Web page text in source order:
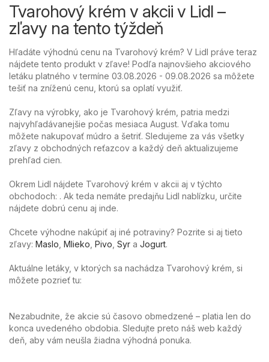
Tvarohový krém v akcii v Lidl –
zľavy na tento týždeň
Hľadáte výhodnú cenu na Tvarohový krém? V Lidl práve teraz
nájdete tento produkt v zľave! Podľa najnovšieho akciového
letáku platného v termíne 03.08.2026 - 09.08.2026 sa môžete
tešiť na zníženú cenu, ktorú sa oplatí využiť.
Zľavy na výrobky, ako je Tvarohový krém, patria medzi
najvyhľadávanejšie počas mesiaca August. Vďaka tomu
môžete nakupovať múdro a šetriť. Sledujeme za vás všetky
zľavy z obchodných reťazcov a každý deň aktualizujeme
prehľad cien.
Okrem Lidl nájdete Tvarohový krém v akcii aj v týchto
obchodoch: . Ak teda nemáte predajňu Lidl nablízku, určite
nájdete dobrú cenu aj inde.
Chcete výhodne nakúpiť aj iné potraviny? Pozrite si aj tieto
zľavy: Maslo Mlieko Pivo Syr a Jogurt.
Aktuálne letáky, v ktorých sa nachádza Tvarohový krém, si
môžete pozrieť tu:
Nezabudnite, že akcie sú časovo obmedzené – platia len do
konca uvedeného obdobia. Sledujte preto náš web každý
deň, aby vám neušla žiadna výhodná ponuka.